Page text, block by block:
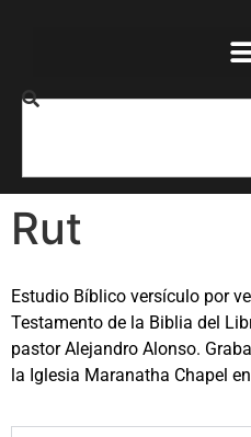
Rut
Estudio Bíblico versículo por
Testamento de la Biblia del
pastor Alejandro Alonso.
la Iglesia Maranatha Chapel